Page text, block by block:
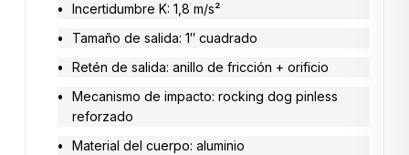
Incertidumbre K: 1,8 m/s²
Tamaño de salida: 1″ cuadrado
Retén de salida: anillo de fricción + orificio
Mecanismo de impacto: rocking dog pinless
reforzado
Material del cuerpo: aluminio